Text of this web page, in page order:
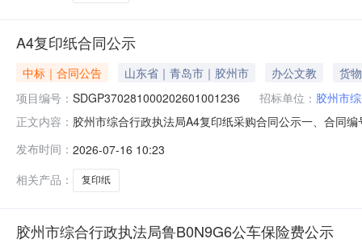
A4复印纸合同公示
中标｜合同公告 山东省｜青岛市｜胶州市 办公文教
货物
项目编号： SDGP370281000202601001236 招标单位： 胶州市
正文内容： 胶州市综合行政执法局A4复印纸采购合同公示一、合同
市胶州市寺门首街31号金富小区底一幢前排西数第5个
发布时间： 2026-07-16 10:23
相关产品：
复印纸
胶州市综合行政执法局鲁B0N9G6公车保险费公示